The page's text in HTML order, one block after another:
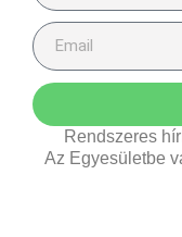
Rendszeres
Az Egyesületbe